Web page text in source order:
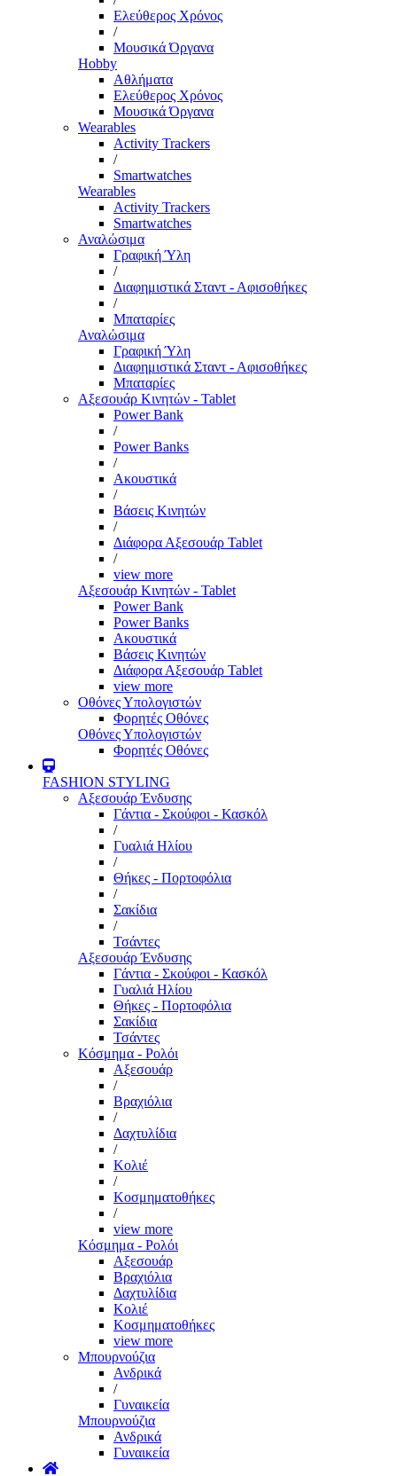
Ελεύθερος Χρόνος
/
Μουσικά Όργανα
Hobby
Αθλήματα
Ελεύθερος Χρόνος
Μουσικά Όργανα
Wearables
Activity Trackers
/
Smartwatches
Wearables
Activity Trackers
Smartwatches
Αναλώσιμα
Γραφική Ύλη
/
Διαφημιστικά Σταντ - Αφισοθήκες
/
Μπαταρίες
Αναλώσιμα
Γραφική Ύλη
Διαφημιστικά Σταντ - Αφισοθήκες
Μπαταρίες
Αξεσουάρ Κινητών - Tablet
Power Bank
/
Power Banks
/
Ακουστικά
/
Βάσεις Κινητών
/
Διάφορα Αξεσουάρ Tablet
/
view more
Αξεσουάρ Κινητών - Tablet
Power Bank
Power Banks
Ακουστικά
Βάσεις Κινητών
Διάφορα Αξεσουάρ Tablet
view more
Οθόνες Υπολογιστών
Φορητές Οθόνες
Οθόνες Υπολογιστών
Φορητές Οθόνες
FASHION STYLING
Αξεσουάρ Ένδυσης
Γάντια - Σκούφοι - Κασκόλ
/
Γυαλιά Ηλίου
/
Θήκες - Πορτοφόλια
/
Σακίδια
/
Τσάντες
Αξεσουάρ Ένδυσης
Γάντια - Σκούφοι - Κασκόλ
Γυαλιά Ηλίου
Θήκες - Πορτοφόλια
Σακίδια
Τσάντες
Κόσμημα - Ρολόι
Αξεσουάρ
/
Βραχιόλια
/
Δαχτυλίδια
/
Κολιέ
/
Κοσμηματοθήκες
/
view more
Κόσμημα - Ρολόι
Αξεσουάρ
Βραχιόλια
Δαχτυλίδια
Κολιέ
Κοσμηματοθήκες
view more
Μπουρνούζια
Ανδρικά
/
Γυναικεία
Μπουρνούζια
Ανδρικά
Γυναικεία